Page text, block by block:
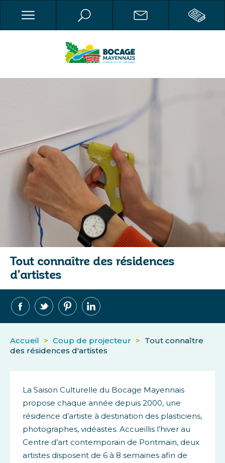
Tout connaître des résidences
d'artistes
Accueil > Coup de projecteur > Tout connaître
des résidences d'artistes
La Saison Culturelle du Bocage Mayennais
propose chaque année depuis 2000, une
résidence d’artiste à destination des plasticiens,
photographes, vidéastes. Accueillis l’hiver au
Centre d’art contemporain de Pontmain, deux
artistes disposent de 6 à 8 semaines afin de